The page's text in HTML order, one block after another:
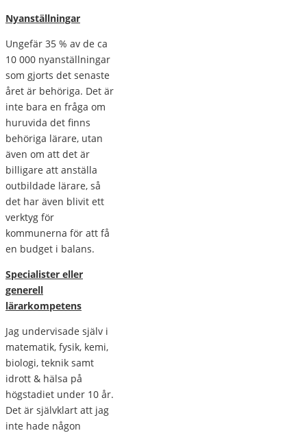
Nyanställningar
Ungefär 35 % av de ca
10 000 nyanställningar
som gjorts det senaste
året är behöriga. Det är
inte bara en fråga om
huruvida det finns
behöriga lärare, utan
även om att det är
billigare att anställa
outbildade lärare, så
det har även blivit ett
verktyg för
kommunerna för att få
en budget i balans.
Specialister eller
generell
lärarkompetens
Jag undervisade själv i
matematik, fysik, kemi,
biologi, teknik samt
idrott & hälsa på
högstadiet under 10 år.
Det är självklart att jag
inte hade någon